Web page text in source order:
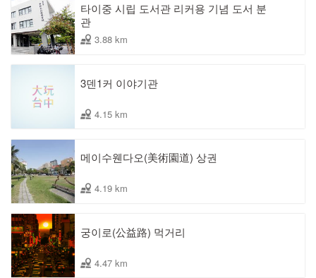
타이중 시립 도서관 리커용 기념 도서 분
관
3.88 km
3덴1커 이야기관
4.15 km
메이수웬다오(美術園道) 상권
4.19 km
궁이로(公益路) 먹거리
4.47 km